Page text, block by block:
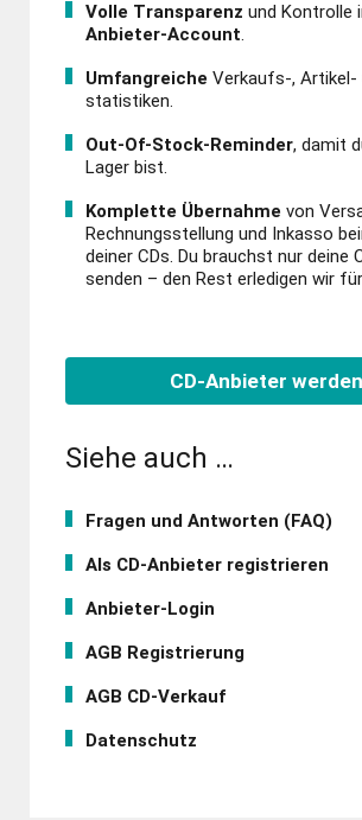
Volle Transparenz und Kontrolle
Anbieter-Account.
Umfangreiche Verkaufs-,
statis­tiken.
Out-Of-Stock-Reminder, damit
Lager bist.
Komplette Übernahme von
Rechnungs­stellung und Inkasso
deiner CDs. Du brauchst nur deine
senden – den Rest erledigen wir
CD-Anbieter werden
Siehe auch …
Fragen und Antworten (FAQ)
Als CD-Anbieter registrieren
Anbieter-Login
AGB Registrierung
AGB CD-Verkauf
Datenschutz